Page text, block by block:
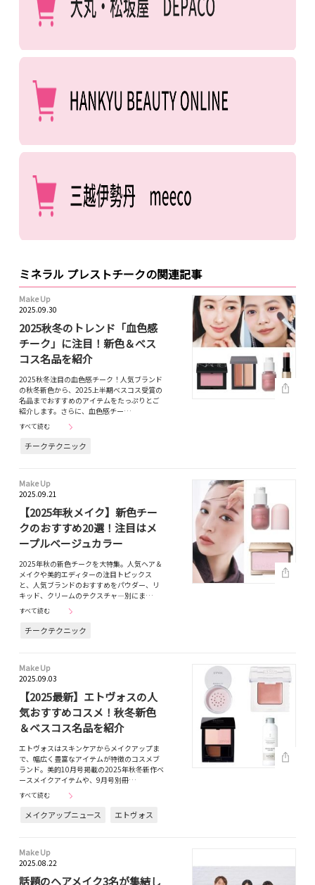
ミネラル プレストチークの関連記事
Make Up
2025.09.30
2025秋冬のトレンド「血色感
チーク」に注目！新色＆べス
コス名品を紹介
2025秋冬注目の血色感チーク！人気ブランド
の秋冬新色から、2025上半期べスコス受賞の
名品までおすすめのアイテムをたっぷりとご
紹介します。さらに、血色感チー…
すべて読む
チークテクニック
Make Up
2025.09.21
【2025年秋メイク】新色チー
クのおすすめ20選！注目はメ
ープルベージュカラー
2025年秋の新色チークを大特集。人気ヘア＆
メイクや美的エディターの注目トピックス
と、人気ブランドのおすすめをパウダー、リ
キッド、クリームのテクスチャ―別にま…
すべて読む
チークテクニック
Make Up
2025.09.03
【2025最新】エトヴォスの人
気おすすめコスメ！秋冬新色
＆ベスコス名品を紹介
エトヴォスはスキンケアからメイクアップま
で、幅広く豊富なアイテムが特徴のコスメブ
ランド。美的10月号掲載の2025年秋冬新作ベ
ースメイクアイテムや、9月号別冊…
すべて読む
メイクアップニュース エトヴォス
Make Up
2025.08.22
話題のヘアメイク3名が集結し